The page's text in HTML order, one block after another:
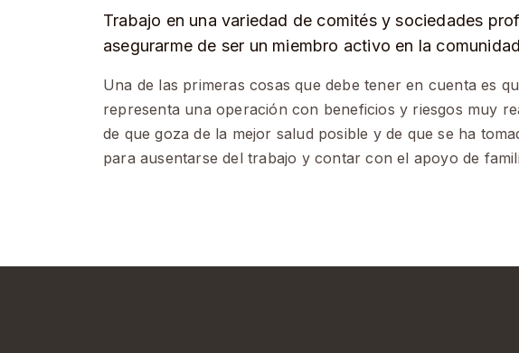
Trabajo en una variedad de comités y sociedades
asegurarme de ser un miembro activo en la
Una de las primeras cosas que debe tener en cuenta es
representa una operación con beneficios y riesgos muy
de que goza de la mejor salud posible y de que se ha
para ausentarse del trabajo y contar con el apoyo de